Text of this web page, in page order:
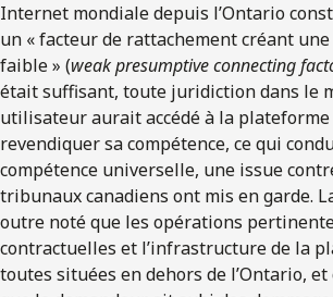
Internet mondiale depuis l’Ontario
un « facteur de rattachement créant
faible » (weak presumptive connecting
était suffisant, toute juridiction dans le
utilisateur aurait accédé à la
revendiquer sa compétence, ce qui
compétence universelle, une issue
tribunaux canadiens ont mis en garde.
outre noté que les opérations
contractuelles et l’infrastructure de la
toutes situées en dehors de l’Ontario,